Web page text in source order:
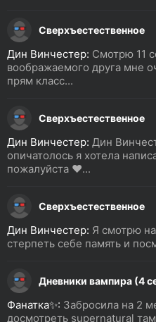
Сверхъестественное
Дин Винчестер: Смотрю 11
воображаемого друга мне
прям класс...
Сверхъестественное
Дин Винчестер: Дин
опичатолось я хотела
пожалуйста ❤️...
Сверхъестественное
Дин Винчестер: Я смотрю
стерпеть себе память и
Дневники вампира (4
Фанатка✨: Забросила на 2
досмотреть supernatural там